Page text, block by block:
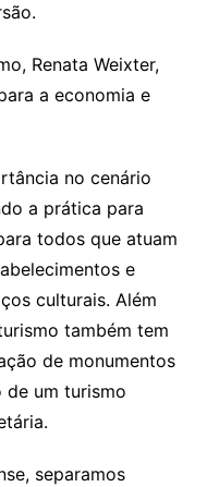
Renata Weixter,
a economia e
no cenário
a prática para
todos que atuam
e
culturais. Além
também tem
de monumentos
de um turismo
separamos